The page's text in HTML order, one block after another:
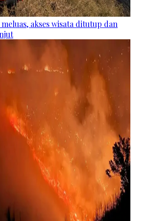
akses wisata ditutup dan